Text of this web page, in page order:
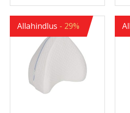
Allahindlus - 29%